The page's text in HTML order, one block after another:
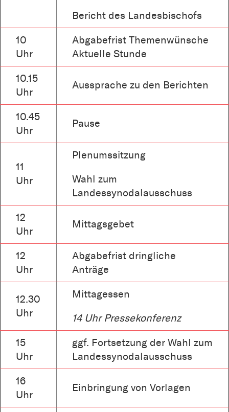
Bericht des Landesbischofs
10
Uhr
Abgabefrist Themenwünsche
Aktuelle Stunde
10.15
Uhr
Aussprache zu den Berichten
10.45
Uhr
Pause
11
Uhr
Plenumssitzung
Wahl zum
Landessynodalausschuss
12
Uhr
Mittagsgebet
12
Uhr
Abgabefrist dringliche
Anträge
12.30
Uhr
Mittagessen
14 Uhr Pressekonferenz
15
Uhr
ggf. Fortsetzung der Wahl zum
Landessynodalausschuss
16
Uhr
Einbringung von Vorlagen